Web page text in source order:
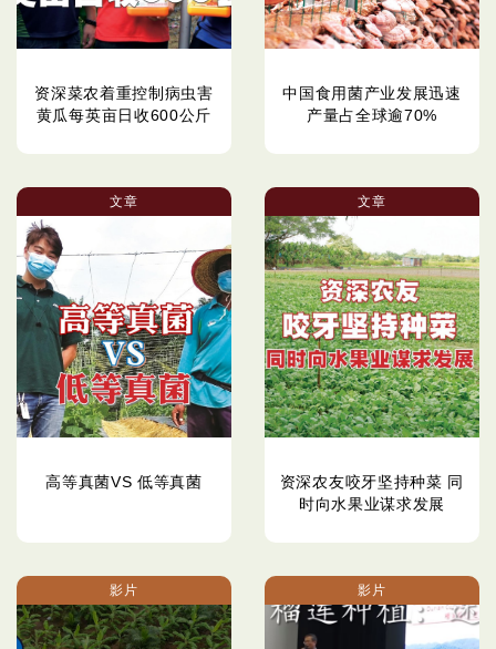
资深菜农着重控制病虫害
黄瓜每英亩日收600公斤
中国食用菌产业发展迅速
产量占全球逾70%
文章
高等真菌VS 低等真菌
文章
资深农友咬牙坚持种菜 同
时向水果业谋求发展
影片 影片